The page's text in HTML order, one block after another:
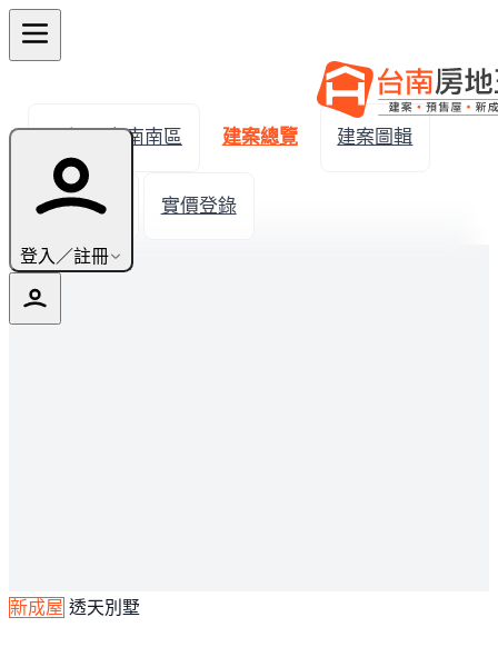
登入／註冊
← 返回台南南區 建案總覽 建案圖輯
生活機能 實價登錄
新成屋 透天別墅